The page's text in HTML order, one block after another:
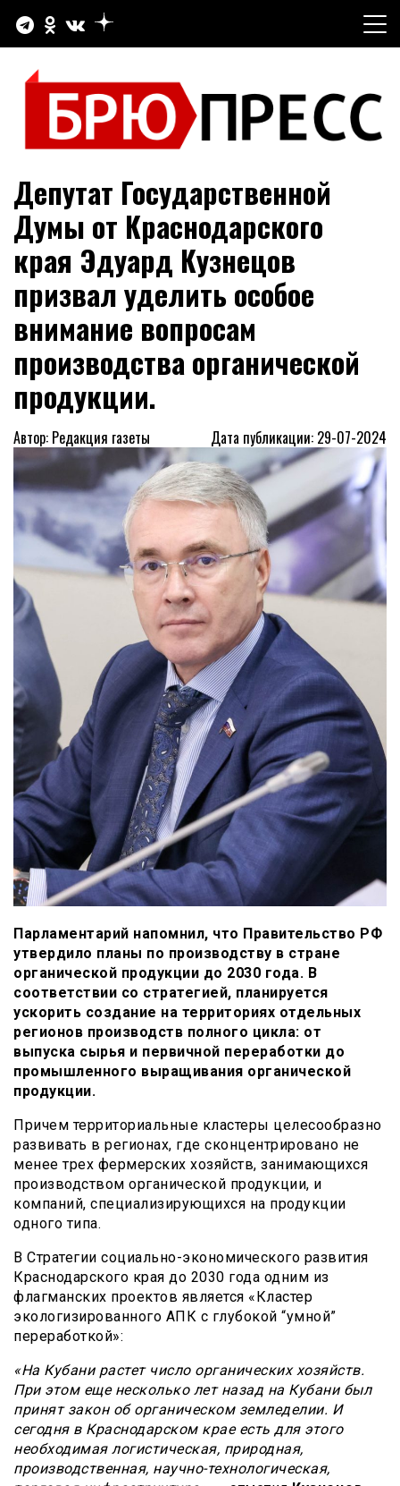
содержимому
БРЮПРЕСС
Официальный сайт газеты "Брюховецкие новости"
Депутат Государственной
Думы от Краснодарского
края Эдуард Кузнецов
призвал уделить особое
внимание вопросам
производства органической
продукции.
Автор: Редакция газеты Дата публикации: 29-07-2024
Парламентарий напомнил, что Правительство РФ
утвердило планы по производству в стране
органической продукции до 2030 года. В
соответствии со стратегией, планируется
ускорить создание на территориях отдельных
регионов производств полного цикла: от
выпуска сырья и первичной переработки до
промышленного выращивания органической
продукции.
Причем территориальные кластеры целесообразно
развивать в регионах, где сконцентрировано не
менее трех фермерских хозяйств, занимающихся
производством органической продукции, и
компаний, специализирующихся на продукции
одного типа.
В Стратегии социально-экономического развития
Краснодарского края до 2030 года одним из
флагманских проектов является «Кластер
экологизированного АПК с глубокой “умной”
переработкой»:
«На Кубани растет число органических хозяйств.
При этом еще несколько лет назад на Кубани был
принят закон об органическом земледелии. И
сегодня в Краснодарском крае есть для этого
необходимая логистическая, природная,
производственная, научно-технологическая,